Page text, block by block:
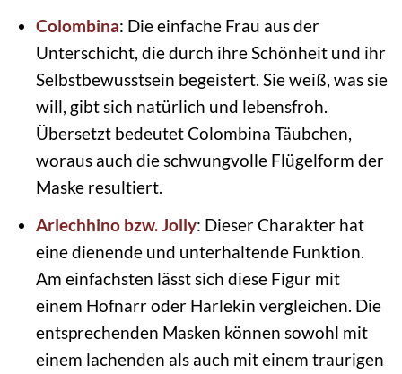
Colombina: Die einfache Frau aus der
Unterschicht, die durch ihre Schönheit und ihr
Selbstbewusstsein begeistert. Sie weiß, was sie
will, gibt sich natürlich und lebensfroh.
Übersetzt bedeutet Colombina Täubchen,
woraus auch die schwungvolle Flügelform der
Maske resultiert.
Arlechhino bzw. Jolly: Dieser Charakter hat
eine dienende und unterhaltende Funktion.
Am einfachsten lässt sich diese Figur mit
einem Hofnarr oder Harlekin vergleichen. Die
entsprechenden Masken können sowohl mit
einem lachenden als auch mit einem traurigen